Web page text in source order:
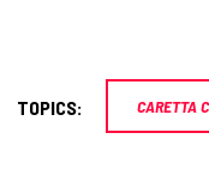
TOPICS: CARETTA